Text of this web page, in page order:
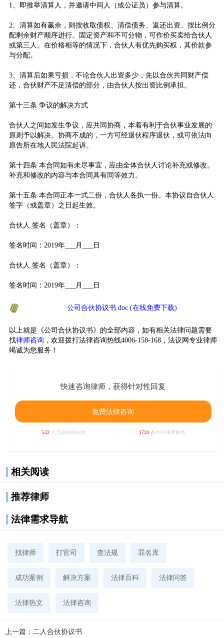
1、即推举清算人，并邀请中间人（或公证员）参与清算。
2、清算如有赢余，则按收取债权、清偿债务、返还出资、按比例分
配剩余财产顺序进行。固定资产和不可分物，可作价买卖给合伙人
或第三人。在价格相等的情况下，合伙人有优先购买权，其价款参
与分配。
3、清算后如果亏损，不论合伙人出资多少，先以合伙共同财产偿
还，合伙财产不足清偿的部分，由合伙人按出资比例承担。
第十三条 争议的解决方式
合伙人之间如发生争议，应共同协商，本着有利于合伙事业发展的
原则予以解决。协商不成的，一方可经退伙程序退伙，或可依法向
原告所在地人民法院起诉。
第十四条 本合同如有未尽事宜，应由全体合伙人讨论补充或修改。
补充和修改的内容与本合同具有同等效力。
第十五条 本合同正本一式二份，合伙人各执一份。本协议自合伙人
签字（或盖章）之日起生效。
合伙人 签名（盖章）：
签名时间：2019年___月___日
合伙人 签名（盖章）：
签名时间：2019年___月___日
公司合伙协议书.doc (在线免费下载)
以上就是《公司合伙协议书》的全部内容，如有相关法律问题需要
找律师咨询 ，欢迎拨打法律咨询热线4006-158-168，法议网专业律师
竭诚为您服务！
快速咨询律师，获得针对性回复
免费法律咨询
532 人当前律师在线 1720条今日律师解答
相关阅读
推荐律师
法律需求导航
找律师 打官司 查法规 罪名库
成功案例 解决方案 法律百科 法律问答
法律热文 法律咨询
上一篇： 二人合伙协议书